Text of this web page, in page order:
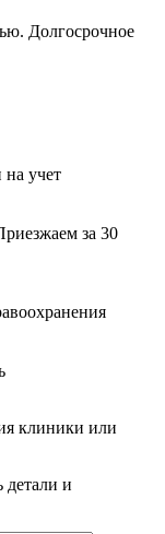
Долгосрочное
на учет
за 30
клиники или
детали и